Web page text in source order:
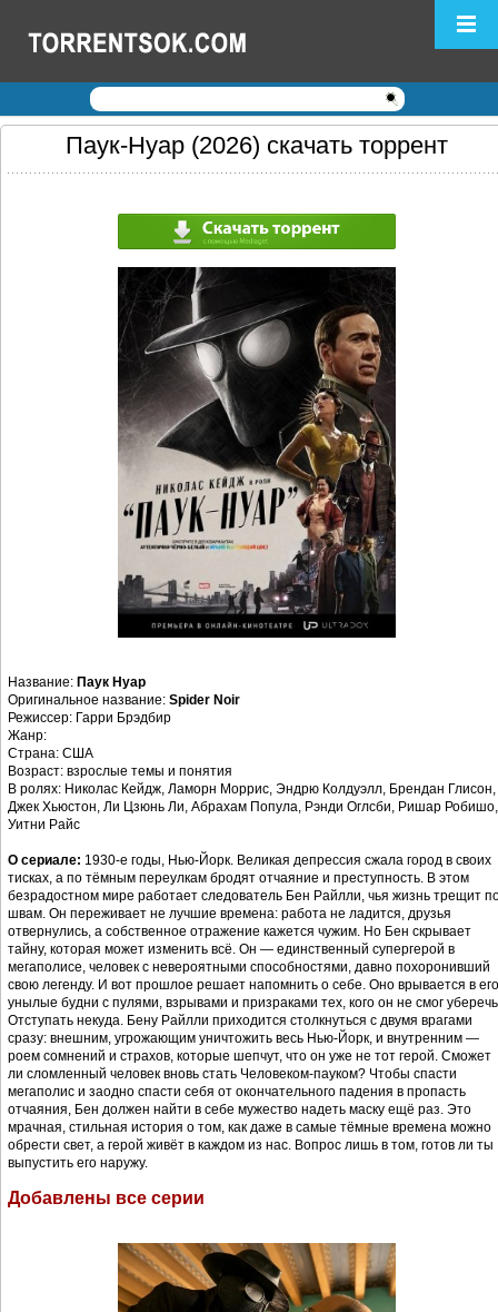
Логин: Пароль:
Регистрация Забыли пароль?
Паук-Нуар (2026) скачать торрент
Название: Паук Нуар
Оригинальное название: Spider Noir
Режиссер: Гарри Брэдбир
Жанр:
Страна: США
Возраст: взрослые темы и понятия
В ролях: Николас Кейдж, Ламорн Моррис, Эндрю Колдуэлл, Брендан Глисон,
Джек Хьюстон, Ли Цзюнь Ли, Абрахам Попула, Рэнди Оглсби, Ришар Робишо,
Уитни Райс
О сериале: 1930-е годы, Нью-Йорк. Великая депрессия сжала город в своих
тисках, а по тёмным переулкам бродят отчаяние и преступность. В этом
безрадостном мире работает следователь Бен Райлли, чья жизнь трещит
швам. Он переживает не лучшие времена: работа не ладится, друзья
отвернулись, а собственное отражение кажется чужим. Но Бен скрывает
тайну, которая может изменить всё. Он — единственный супергерой в
мегаполисе, человек с невероятными способностями, давно похоронивший
свою легенду. И вот прошлое решает напомнить о себе. Оно врывается в его
унылые будни с пулями, взрывами и призраками тех, кого он не смог
Отступать некуда. Бену Райлли приходится столкнуться с двумя врагами
сразу: внешним, угрожающим уничтожить весь Нью-Йорк, и внутренним —
роем сомнений и страхов, которые шепчут, что он уже не тот герой. Сможет
ли сломленный человек вновь стать Человеком-пауком? Чтобы спасти
мегаполис и заодно спасти себя от окончательного падения в пропасть
отчаяния, Бен должен найти в себе мужество надеть маску ещё раз. Это
мрачная, стильная история о том, как даже в самые тёмные времена можно
обрести свет, а герой живёт в каждом из нас. Вопрос лишь в том, готов ли ты
выпустить его наружу.
Добавлены все серии